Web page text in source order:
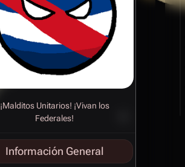
¡Malditos Unitarios! ¡Vivan los
Federales!
Información General